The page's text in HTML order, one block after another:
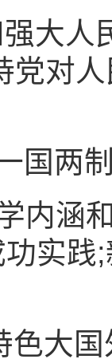
大人
党对
国两
内涵
实践
色大